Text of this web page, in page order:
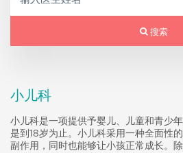
搜索
小儿科
小儿科是一项提供予婴儿、儿童和青少
是到18岁为止。小儿科采用一种全面性
副作用，同时也能够让小孩正常成长。